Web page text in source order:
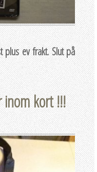
ev frakt. Slut på
kort !!!